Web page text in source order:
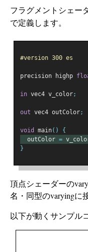
フラグメントシェー
で定義します。
#version 300 es
precision highp
in vec4 v_color;
out vec4 outColor;
void main()
{
  outColor
=
}
頂点シェーダーの
名・同型のvaryingに
以下が動くサンプル